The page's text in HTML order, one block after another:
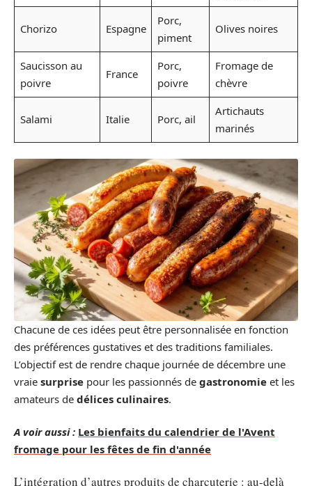
Chorizo Espagne
Porc,
piment
Olives noires
Saucisson au
poivre
France
Porc,
poivre
Fromage de
chèvre
Salami Italie Porc, ail
Artichauts
marinés
Chacune de ces idées peut être personnalisée en fonction
des préférences gustatives et des traditions familiales.
L’objectif est de rendre chaque journée de décembre une
vraie surprise pour les passionnés de gastronomie et les
amateurs de délices culinaires.
A voir aussi : Les bienfaits du calendrier de l'Avent
fromage pour les fêtes de fin d'année
L’intégration d’autres produits de charcuterie : au-delà